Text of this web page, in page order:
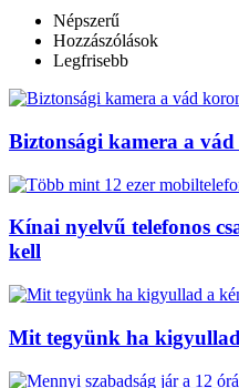
Népszerű
Hozzászólások
Legfrisebb
Biztonsági kamera a
Kínai nyelvű telefonos
kell
Mit tegyünk ha